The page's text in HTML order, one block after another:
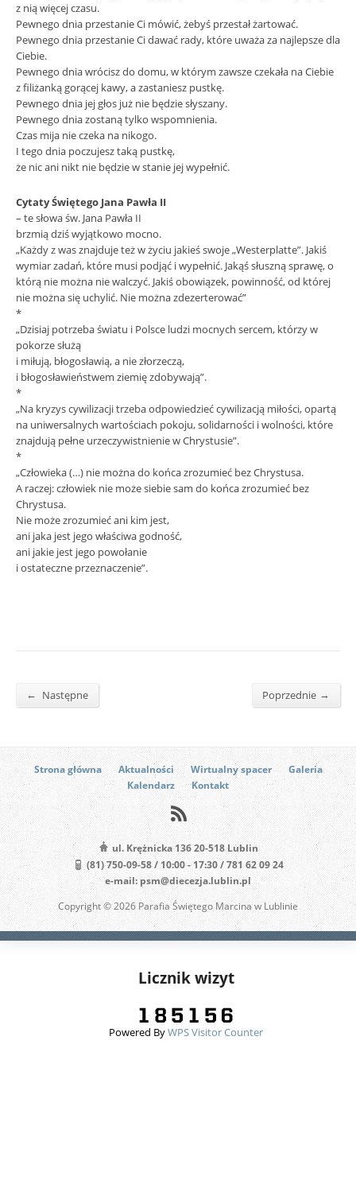
z nią więcej czasu.
Pewnego dnia przestanie Ci mówić, żebyś przestał żartować.
Pewnego dnia przestanie Ci dawać rady, które uważa za najlepsze dla
Ciebie.
Pewnego dnia wrócisz do domu, w którym zawsze czekała na Ciebie
z filiżanką gorącej kawy, a zastaniesz pustkę.
Pewnego dnia jej głos już nie będzie słyszany.
Pewnego dnia zostaną tylko wspomnienia.
Czas mija nie czeka na nikogo.
I tego dnia poczujesz taką pustkę,
że nic ani nikt nie będzie w stanie jej wypełnić.
Cytaty Świętego Jana Pawła II
– te słowa św. Jana Pawła II
brzmią dziś wyjątkowo mocno.
„Każdy z was znajduje też w życiu jakieś swoje „Westerplatte”. Jakiś
wymiar zadań, które musi podjąć i wypełnić. Jakąś słuszną sprawę, o
którą nie można nie walczyć. Jakiś obowiązek, powinność, od której
nie można się uchylić. Nie można zdezerterować”
*
„Dzisiaj potrzeba światu i Polsce ludzi mocnych sercem, którzy w
pokorze służą
i miłują, błogosławią, a nie złorzeczą,
i błogosławieństwem ziemię zdobywają”.
*
„Na kryzys cywilizacji trzeba odpowiedzieć cywilizacją miłości, opartą
na uniwersalnych wartościach pokoju, solidarności i wolności, które
znajdują pełne urzeczywistnienie w Chrystusie”.
*
„Człowieka (…) nie można do końca zrozumieć bez Chrystusa.
A raczej: człowiek nie może siebie sam do końca zrozumieć bez
Chrystusa.
Nie może zrozumieć ani kim jest,
ani jaka jest jego właściwa godność,
ani jakie jest jego powołanie
i ostateczne przeznaczenie”.
← Następne Poprzednie →
Strona główna Aktualności Wirtualny spacer
Galeria
Kalendarz
Kontakt
ul. Krężnicka 136 20-518 Lublin
(81) 750-09-58 / 10:00 - 17:30 / 781 62 09 24
e-mail: psm@diecezja.lublin.pl
Copyright © 2026 Parafia Świętego Marcina w Lublinie
Licznik wizyt
Powered ByWPS Visitor Counter